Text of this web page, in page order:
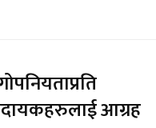
आग्रह